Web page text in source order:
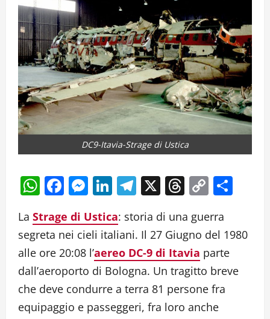
DC9-Itavia-Strage di Ustica
WhatsApp
Facebook
Messenger
LinkedIn
Telegram
X Threads
Copy
La Strage di Ustica: storia di una guerra
segreta nei cieli italiani. Il 27 Giugno del 1980
alle ore 20:08 l’aereo DC-9 di Itavia parte
dall’aeroporto di Bologna. Un tragitto breve
che deve condurre a terra 81 persone fra
equipaggio e passeggeri, fra loro anche